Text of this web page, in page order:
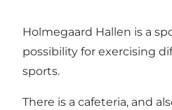
Holmegaard Hallen is a
possibility for exercising
sports.
There is a cafeteria, and